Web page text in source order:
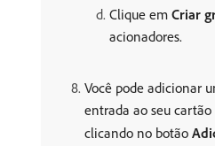
Clique em Criar
acionadores.
Você pode adicionar
entrada ao seu
clicando no botão